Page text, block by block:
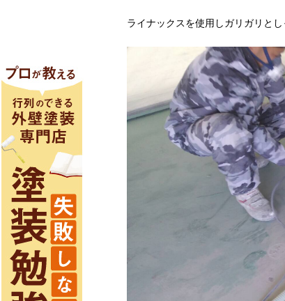
ライナックスを使用しガリガリとし